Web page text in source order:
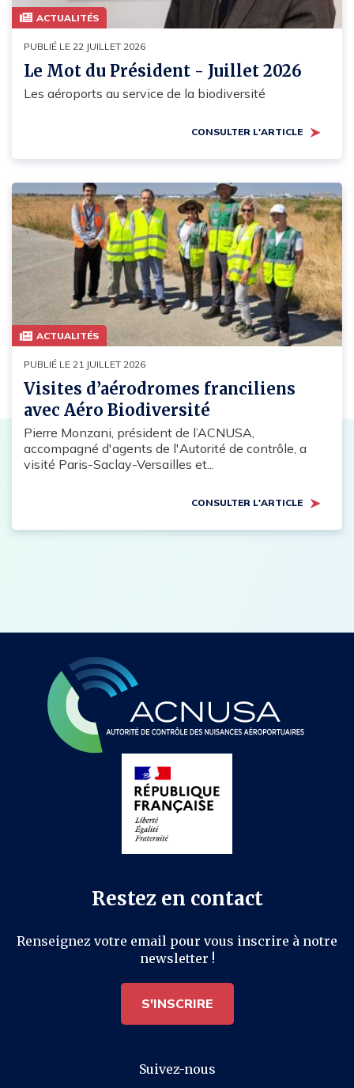
ACTUALITÉS
PUBLIÉ LE 22 JUILLET 2026
Le Mot du Président - Juillet 2026
Les aéroports au service de la biodiversité
CONSULTER L'ARTICLE
ACTUALITÉS
PUBLIÉ LE 21 JUILLET 2026
Visites d’aérodromes franciliens
avec Aéro Biodiversité
Pierre Monzani, président de l’ACNUSA,
accompagné d'agents de l'Autorité de contrôle, a
visité Paris-Saclay-Versailles et...
CONSULTER L'ARTICLE
Restez en contact
Renseignez votre email pour vous inscrire à notre
newsletter !
S'INSCRIRE
Suivez-nous